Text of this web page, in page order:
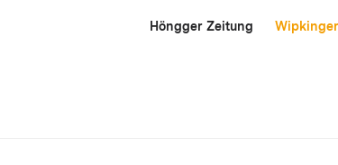
Höngger Zeitung